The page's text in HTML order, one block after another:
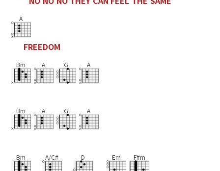
A
FREEDOM
Bm A G A
Bm A G A
Bm A/C# D Em F#m